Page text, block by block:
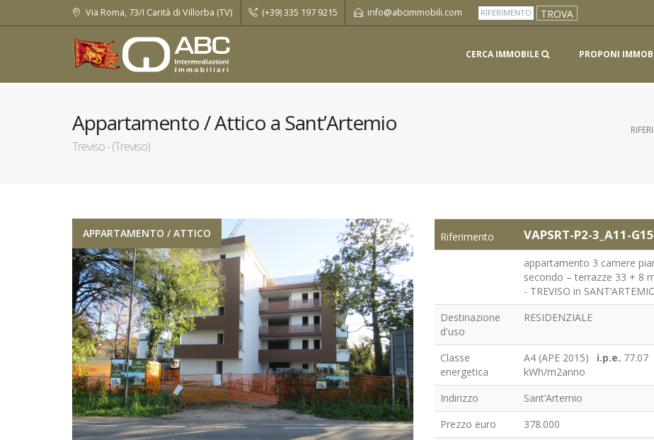
Via Roma, 73/I Carità di Villorba (TV) (+39) 335 197 9215 info@abcimmobili.com
CERCA IMMOBILE PROPONI
Appartamento / Attico a Sant’Artemio
Treviso - (Treviso)
APPARTAMENTO / ATTICO Riferimento VAPSRT-P2-3_A11-G15
appartamento 3 camere
secondo – terrazze 33 + 8
- TREVISO in
Destinazione
d'uso
RESIDENZIALE
Classe
energetica
A4 (APE 2015) i.p.e. 77.07
kWh/m2anno
Indirizzo
Sant’Artemio
Prezzo euro
378.000